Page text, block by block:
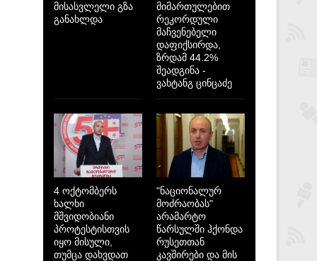
მისასვლელი გზა
განახლდა
მიმართულებით
რეკორდული
მაჩვენებელი
დაფიქსირდა,
ზრდამ 44.2%
შეადგინა -
ვახტანგ ცინცაძე
4 ოქტომბერს
ხალხი
მშვიდობიანი
პროტესტისთვის
იყო მისული,
თუმცა დახვდათ
"ნაციონალურ
მოძრაობას"
არამარტო
წარსულში ჰქონდა
რუსეთთან
კავშირები და მის